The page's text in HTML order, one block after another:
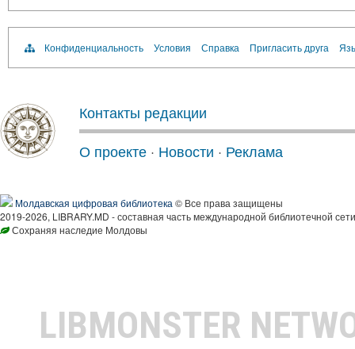
Конфиденциальность Условия Справка Пригласить друга
Контакты редакции
О проекте · Новости · Реклама
Молдавская цифровая библиотека © Все права защищены
2019-2026, LIBRARY.MD - составная часть международной библиотечной
Сохраняя наследие Молдовы
LIBMONSTER